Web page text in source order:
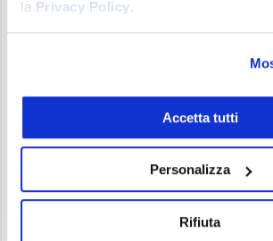
la Privacy Policy.
Accetta tutti
Personalizza
Rifiuta
Più piattaforme operative per
mercato (puoi investire con MT,
versione 4 che nella versione 5,
anche tramite smartphone);
Spread esigui, che possono
pip e che ti permettono di
l’attenzione su ciò che conta